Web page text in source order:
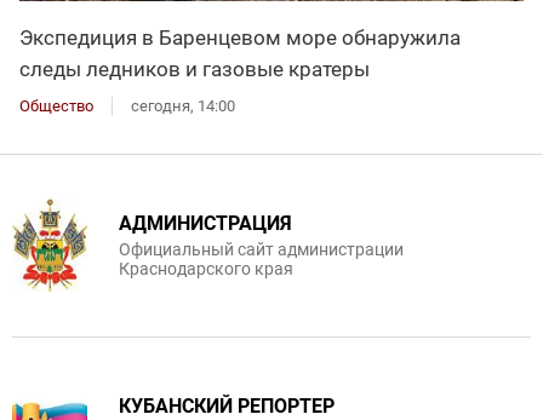
Экспедиция в Баренцевом море обнаружила
следы ледников и газовые кратеры
Общество сегодня, 14:00
АДМИНИСТРАЦИЯ
Официальный сайт администрации
Краснодарского края
КУБАНСКИЙ РЕПОРТЕР